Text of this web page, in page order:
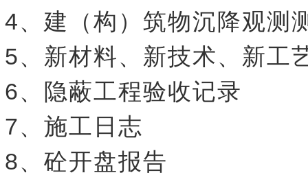
4、建（构）筑物沉降观测
5、新材料、新技术、新工
6、隐蔽工程验收记录
7、施工日志
8、砼开盘报告